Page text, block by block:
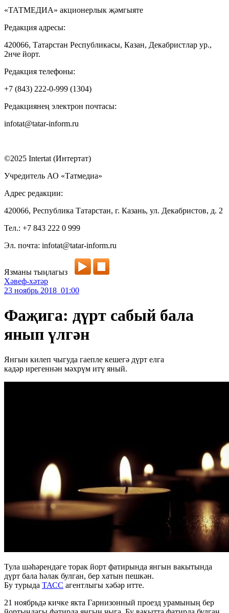
«ТАТМЕДИА» акционерлык җәмгыяте
Редакция адресы:
420066, Татарстан Республикасы, Казан, Декабристлар ур.,
2нче йорт.
Редакция телефоны:
+7 (843) 222-0-999 (1304)
Редакциянең электрон почтасы:
infotat@tatar-inform.ru
©2025 Intertat (Интертат)
Учредитель АО «Татмедиа»
Адрес редакции:
420066, Республика Татарстан, г. Казань, ул. Декабристов, д. 2
Тел.: +7 843 222 0 999
Эл. почта: infotat@tatar-inform.ru
Язманы тыңлагыз
Хәвеф-хәтәр
23 ноябрь 2018 01:00
Фаҗига: дүрт сабый бала
янып үлгән
Янгын килеп чыгуда гаепле кешегә дүрт елга
кадәр ирегеннән мәхрүм итү яный.
Тула шәһәрендәге торак йорт фатирында янгын вакытында
дүрт бала һәлак булган, бер хатын пешкән.
Бу турыда ТАСС агентлыгы хәбәр итте.
21 ноябрьдә кичке якта Гарнизонный проезд урамының бер